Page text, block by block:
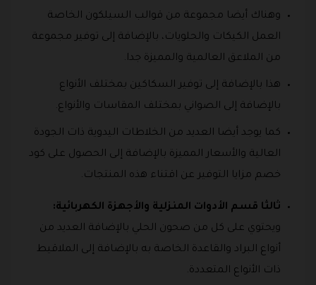
وهناك أيضا مجموعة من قوالب السيلكون الخاصة
العمل الكيكات والحلويات، بالإضافة إلى توفير مجموعة
من الملاعق العالمية والمميزة جدا.
هذا بالإضافة إلى توفير السكاكين بمختلف الأنواع
بالإضافة إلى الصواني بمختلف المقاسات والأنواع.
كما يوجد أيضا العديد من الخلاطات اليدوية ذات الجودة
العالية والأسعار المميزة بالإضافة إلى الحصول على كود
خصم مزايا التوفير عن اقتناء هذه المنتجات.
ثالثا قسم الأدوات المنزلية والأجهزة الكهربائية:
ويحتوي على كل من صحون الحلي بالإضافة العديد من
أنواع البراد والقاعدة الخاصة به بالإضافة إلى الملاقيط
ذات الأنواع المتعددة.